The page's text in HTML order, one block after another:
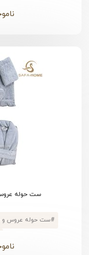
ست حوله عروس
#ست حوله عروس و